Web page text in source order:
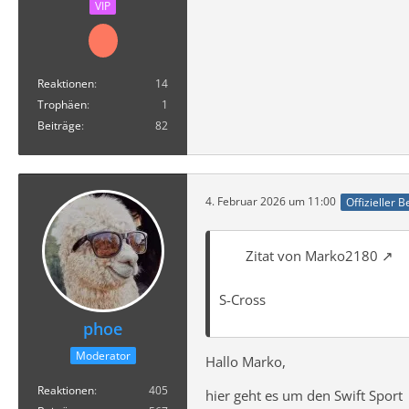
VIP
Reaktionen
14
Trophäen
1
Beiträge
82
phoe
Moderator
Reaktionen
405
4. Februar 2026 um 11:00 Offizieller
Zitat von Marko2180
S-Cross
Hallo Marko,
hier geht es um den Swift Sport